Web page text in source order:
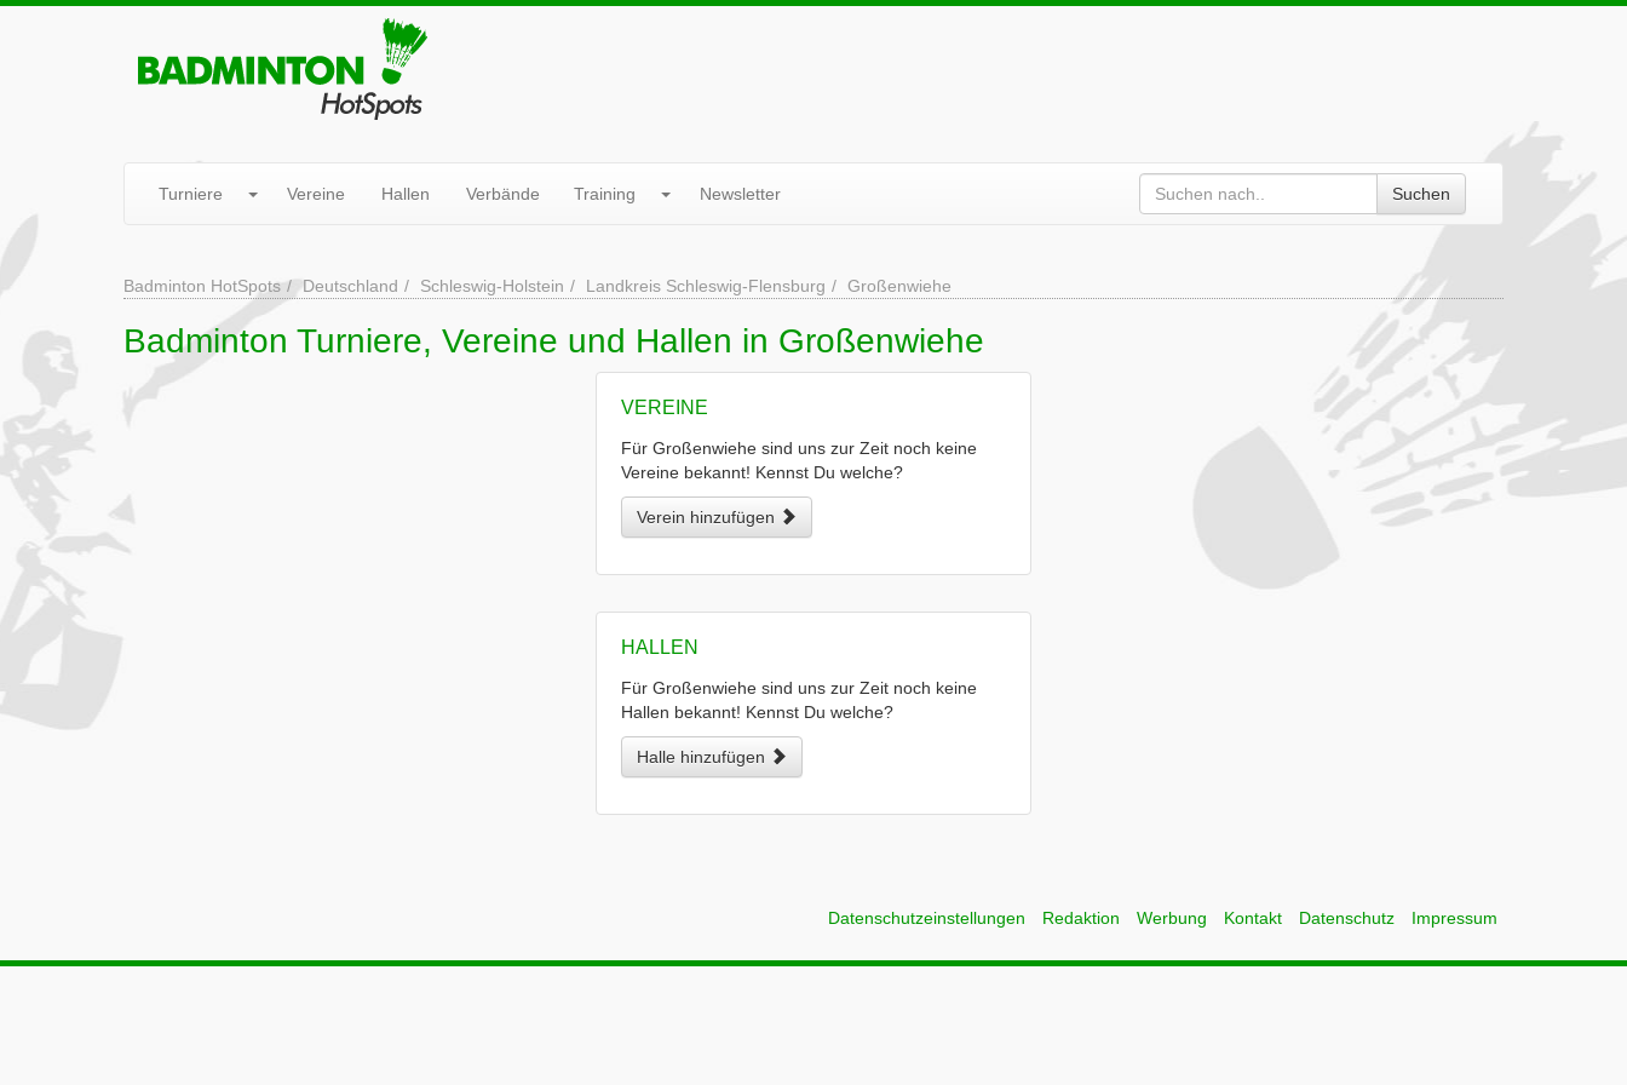
Turniere Vereine Hallen Verbände Training Newsletter Suchen
Badminton HotSpots Deutschland Schleswig-Holstein Landkreis Schleswig-Flensburg Großenwiehe
Badminton Turniere, Vereine und Hallen in Großenwiehe
VEREINE
Für Großenwiehe sind uns zur Zeit noch keine
Vereine bekannt! Kennst Du welche?
Verein hinzufügen
HALLEN
Für Großenwiehe sind uns zur Zeit noch keine
Hallen bekannt! Kennst Du welche?
Halle hinzufügen
Datenschutzeinstellungen Redaktion Werbung Kontakt Datenschutz Impressum